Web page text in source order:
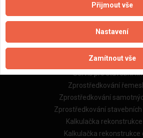
Obchodní podmínky
Reference
Naše excelové tabulky
Naše služby
Servis pro stavební
Zprostředkování
Zprostředkování
Zprostředkování
Kalkulačka
Kalkulačka rekonstrukce
Přijmout vše
Nastavení
Zamítnout vše